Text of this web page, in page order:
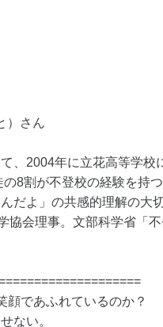
）さん
、2004年に立花高等学校
8割が不登校の経験を持
だよ」の共感的理解の大
協会理事。文部科学省「
顔であふれているのか？
ない。